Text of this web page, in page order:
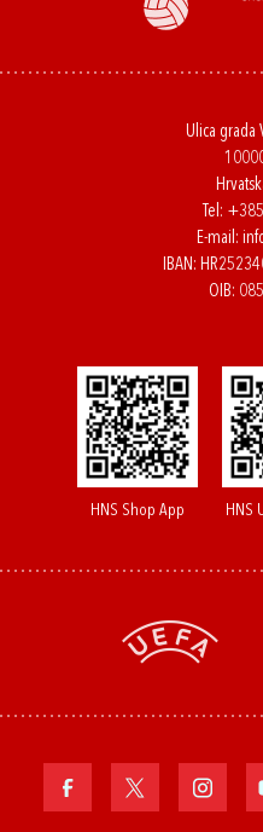
Ulica grada
Tel:
E-mail:
IBAN:
OIB:
HNS Shop App HNS